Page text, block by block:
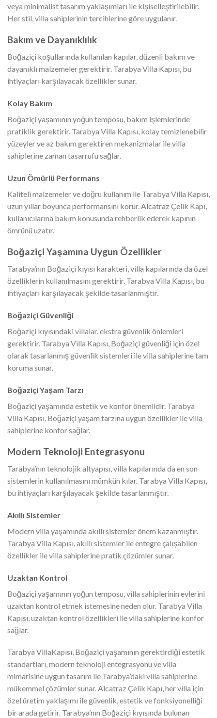
veya minimalist tasarım yaklaşımları ile kişiselleştirilebilir.
Her stil, villa sahiplerinin tercihlerine göre uygulanır.
Bakım ve Dayanıklılık
Boğaziçi koşullarında kullanılan kapılar, düzenli bakım ve
dayanıklı malzemeler gerektirir. Tarabya Villa Kapısı, bu
ihtiyaçları karşılayacak özellikler sunar.
Kolay Bakım
Boğaziçi yaşamının yoğun temposu, bakım işlemlerinde
pratiklik gerektirir. Tarabya Villa Kapısı, kolay temizlenebilir
yüzeyler ve az bakım gerektiren mekanizmalar ile villa
sahiplerine zaman tasarrufu sağlar.
Uzun Ömürlü Performans
Kaliteli malzemeler ve doğru kullanım ile Tarabya Villa Kapısı,
uzun yıllar boyunca performansını korur. Alcatraz Çelik Kapı,
kullanıcılarına bakım konusunda rehberlik ederek kapının
ömrünü uzatır.
Boğaziçi Yaşamına Uygun Özellikler
Tarabya’nın Boğaziçi kıyısı karakteri, villa kapılarında da özel
özelliklerin kullanılmasını gerektirir. Tarabya Villa Kapısı, bu
ihtiyaçları karşılayacak şekilde tasarlanmıştır.
Boğaziçi Güvenliği
Boğaziçi kıyısındaki villalar, ekstra güvenlik önlemleri
gerektirir. Tarabya Villa Kapısı, Boğaziçi güvenliği için özel
olarak tasarlanmış güvenlik sistemleri ile villa sahiplerine tam
koruma sunar.
Boğaziçi Yaşam Tarzı
Boğaziçi yaşamında estetik ve konfor önemlidir. Tarabya
Villa Kapısı, Boğaziçi yaşam tarzına uygun özellikler ile villa
sahiplerine konfor sağlar.
Modern Teknoloji Entegrasyonu
Tarabya’nın teknolojik altyapısı, villa kapılarında da en son
sistemlerin kullanılmasını mümkün kılar. Tarabya Villa Kapısı,
bu ihtiyaçları karşılayacak şekilde tasarlanmıştır.
Akıllı Sistemler
Modern villa yaşamında akıllı sistemler önem kazanmıştır.
Tarabya Villa Kapısı, akıllı sistemler ile entegre çalışabilen
özellikler ile villa sahiplerine pratik çözümler sunar.
Uzaktan Kontrol
Boğaziçi yaşamının yoğun temposu, villa sahiplerinin evlerini
uzaktan kontrol etmek istemesine neden olur. Tarabya Villa
Kapısı, uzaktan kontrol özellikleri ile villa sahiplerine konfor
sağlar.
Tarabya VillaKapısı, Boğaziçi yaşamının gerektirdiği estetik
standartları, modern teknoloji entegrasyonu ve villa
mimarisine uygun tasarım ile Tarabya’daki villa sahiplerine
mükemmel çözümler sunar. Alcatraz Çelik Kapı, her villa için
özel üretim yaklaşımı ile güvenlik, estetik ve fonksiyonelliği
bir arada getirir. Tarabya’nın Boğaziçi kıyısında bulunan